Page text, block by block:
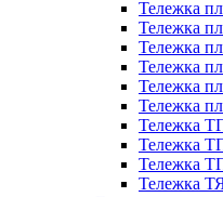
Тележка
Тележка
Тележка
Тележка
Тележка
Тележка
Тележка
Тележка
Тележка
Тележка